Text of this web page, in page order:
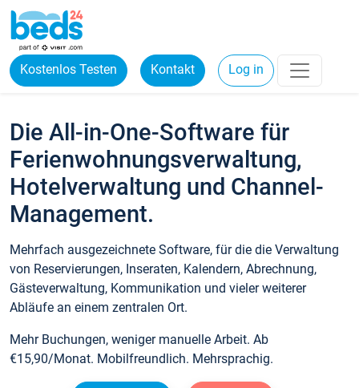
Kostenlos Testen Kontakt Log in
Die All-in-One-Software für
Ferienwohnungsverwaltung,
Hotelverwaltung und Channel-
Management.
Mehrfach ausgezeichnete Software, für die die Verwaltung
von Reservierungen, Inseraten, Kalendern, Abrechnung,
Gästeverwaltung, Kommunikation und vieler weiterer
Abläufe an einem zentralen Ort.
Mehr Buchungen, weniger manuelle Arbeit. Ab
€15,90/Monat. Mobilfreundlich. Mehrsprachig.